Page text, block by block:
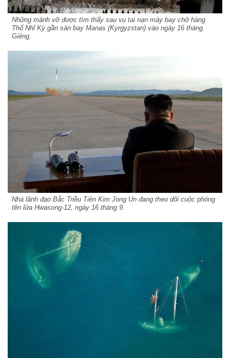
Những mảnh vỡ được tìm thấy sau vụ tai nạn máy bay chở hàng
Thổ Nhĩ Kỳ gần sân bay Manas (Kyrgyzstan) vào ngày 16 tháng
Giêng.
Nhà lãnh đạo Bắc Triều Tiên Kim Jong Un đang theo dõi cuộc phóng
tên lửa Hwasong-12, ngày 16 tháng 9.